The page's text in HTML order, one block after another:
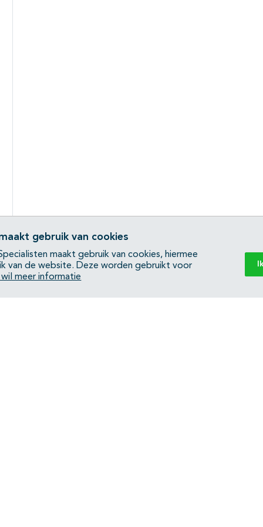
gebruik van cookies
maakt gebruik van cookies, hiermee
van de website. Deze worden gebruikt voor
wil meer informatie